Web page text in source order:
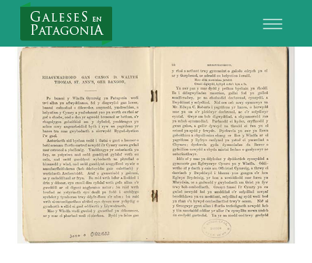
Nuevo Usuario